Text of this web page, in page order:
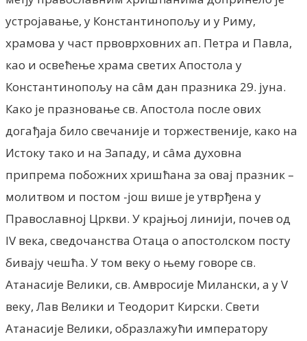
устројавање, у Константинопољу и у Риму,
храмова у част првоврховних ап. Петра и Павла,
као и освећење храма светих Апостола у
Константинопољу на сâм дан празника 29. јуна.
Како је празновање св. Апостола после ових
догађаја било свечаније и торжественије, како на
Истоку тако и на Западу, и сâма духовна
припрема побожних хришћана за овај празник –
молитвом и постом -још више је утврђена у
Православној Цркви. У крајњој линији, почев од
IV века, сведочанства Отаца о апостолском посту
бивају чешћа. У том веку о њему говоре св.
Атанасије Велики, св. Амвросије Милански, а у V
веку, Лав Велики и Теодорит Кирски. Свети
Атанасије Велики, образлажући императору